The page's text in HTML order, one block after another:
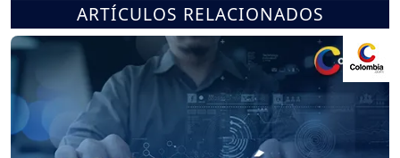
ARTÍCULOS RELACIONADOS